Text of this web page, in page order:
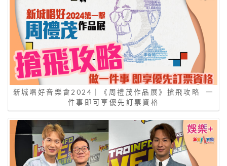
新城唱好音樂會2024｜《周禮茂作品展》搶飛攻略 一
件事即可享優先訂票資格